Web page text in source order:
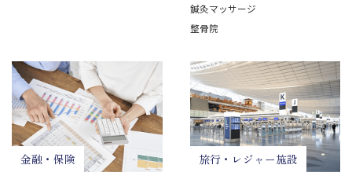
鍼灸マッサージ
整骨院
金融・保険 旅行・レジャー施設